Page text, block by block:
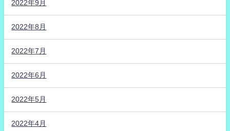
2022年9月
2022年8月
2022年7月
2022年6月
2022年5月
2022年4月